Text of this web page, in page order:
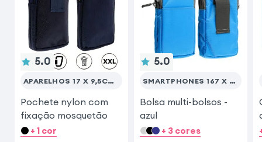
5.0
APARELHOS 17 X 9,5CM (MÁX)
Pochete nylon com
fixação mosquetão
+ 1 cor
5.0
SMARTPHONES 167 X 88 MM (MAX.)
Bolsa multi-bolsos -
azul
+ 3 cores